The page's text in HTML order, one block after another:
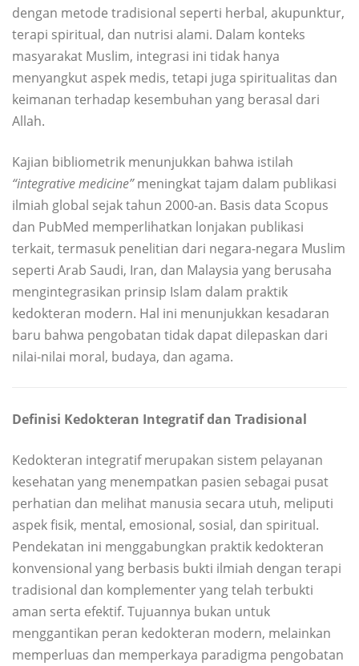
dengan metode tradisional seperti herbal, akupunktur,
terapi spiritual, dan nutrisi alami. Dalam konteks
masyarakat Muslim, integrasi ini tidak hanya
menyangkut aspek medis, tetapi juga spiritualitas dan
keimanan terhadap kesembuhan yang berasal dari
Allah.
Kajian bibliometrik menunjukkan bahwa istilah
“integrative medicine”meningkat tajam dalam publikasi
ilmiah global sejak tahun 2000-an. Basis data Scopus
dan PubMed memperlihatkan lonjakan publikasi
terkait, termasuk penelitian dari negara-negara Muslim
seperti Arab Saudi, Iran, dan Malaysia yang berusaha
mengintegrasikan prinsip Islam dalam praktik
kedokteran modern. Hal ini menunjukkan kesadaran
baru bahwa pengobatan tidak dapat dilepaskan dari
nilai-nilai moral, budaya, dan agama.
Definisi Kedokteran Integratif dan Tradisional
Kedokteran integratif merupakan sistem pelayanan
kesehatan yang menempatkan pasien sebagai pusat
perhatian dan melihat manusia secara utuh, meliputi
aspek fisik, mental, emosional, sosial, dan spiritual.
Pendekatan ini menggabungkan praktik kedokteran
konvensional yang berbasis bukti ilmiah dengan terapi
tradisional dan komplementer yang telah terbukti
aman serta efektif. Tujuannya bukan untuk
menggantikan peran kedokteran modern, melainkan
memperluas dan memperkaya paradigma pengobatan